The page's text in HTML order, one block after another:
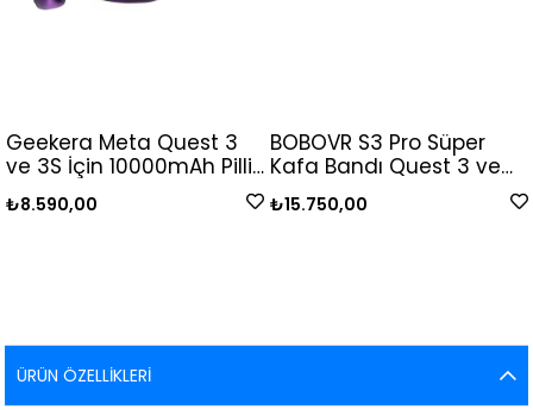
Geekera Meta Quest 3
ve 3S İçin 10000mAh Pilli
RGB Işıklı Konforlu Kafa
Bandı
₺8.590,00
BOBOVR S3 Pro Süper
Kafa Bandı Quest 3 ve
3S İçin
₺15.750,00
ÜRÜN ÖZELLIKLERI